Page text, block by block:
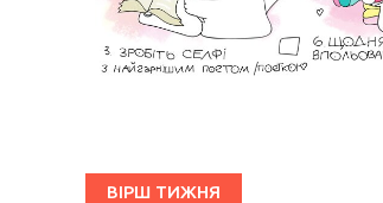
ВІРШ ТИЖНЯ